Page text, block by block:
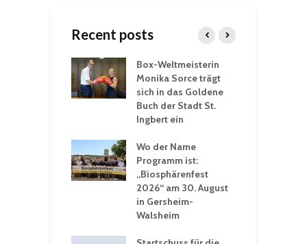
Recent posts
Box-Weltmeisterin
Monika Sorce trägt
sich in das Goldene
Buch der Stadt St.
Ingbert ein
Wo der Name
Programm ist:
„Biosphärenfest
2026“ am 30. August
in Gersheim-
Walsheim